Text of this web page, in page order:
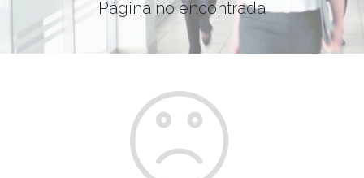
Página no encontrada